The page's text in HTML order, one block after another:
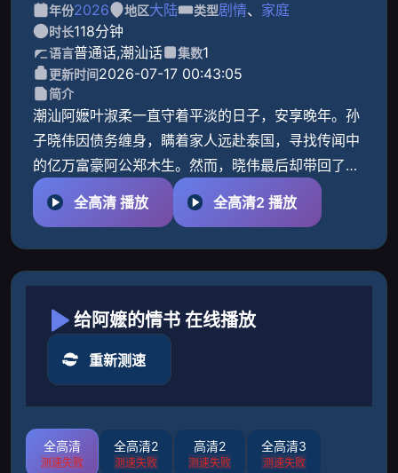
年份2026 地区大陆 类型剧情、 家庭
时长118分钟
语言普通话,潮汕话 集数1
更新时间2026-07-17 00:43:05
简介
潮汕阿嬷叶淑柔一直守着平淡的日子，安享晚年。孙
子晓伟因债务缠身，瞒着家人远赴泰国，寻找传闻中
的亿万富豪阿公郑木生。然而，晓伟最后却带回了一
个震惊整个家族的消息：阿公早已不在人世，那个与
阿嬷一直在书信中
全高清 播放 全高清2 播放
给阿嬷的情书 在线播放
重新测速
全高清
测速失败
全高清2
测速失败
高清2
测速失败
全高清3
测速失败